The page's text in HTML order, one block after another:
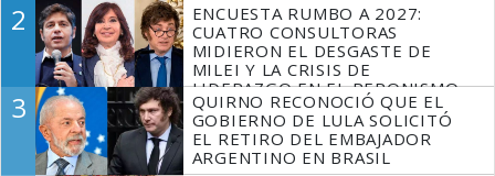
2
ENCUESTA RUMBO A 2027:
CUATRO CONSULTORAS
MIDIERON EL DESGASTE DE
MILEI Y LA CRISIS DE
LIDERAZGO EN EL PERONISMO
3
QUIRNO RECONOCIÓ QUE EL
GOBIERNO DE LULA SOLICITÓ
EL RETIRO DEL EMBAJADOR
ARGENTINO EN BRASIL